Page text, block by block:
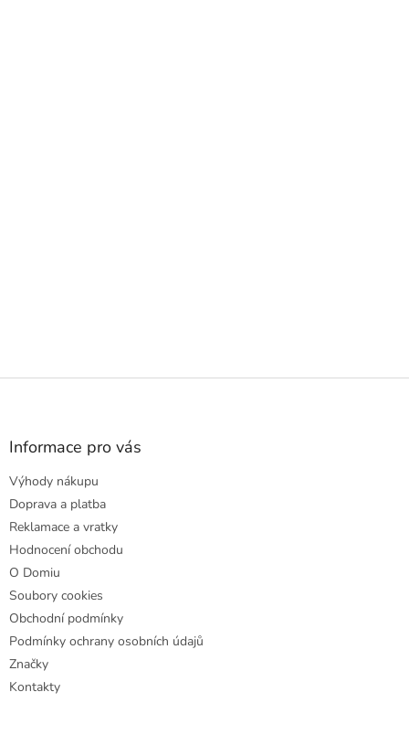
Z
Informace pro vás
Výhody nákupu
Doprava a platba
Reklamace a vratky
Hodnocení obchodu
O Domiu
Soubory cookies
Obchodní podmínky
Podmínky ochrany osobních údajů
Značky
Kontakty